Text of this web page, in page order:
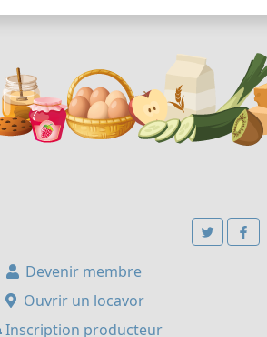
Devenir membre
Ouvrir un locavor
Inscription producteur